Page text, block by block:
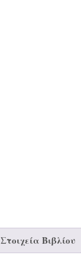
Στοιχεία Βιβλίου